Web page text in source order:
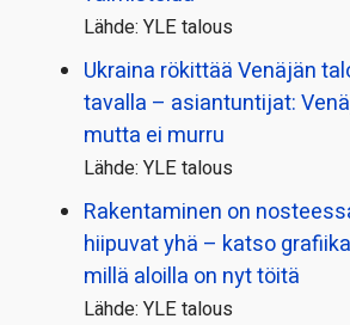
Lähde: YLE talous
Ukraina rökittää Venäjän
tavalla – asiantuntijat:
mutta ei murru
Lähde: YLE talous
Rakentaminen on
hiipuvat yhä – katso
millä aloilla on nyt töitä
Lähde: YLE talous